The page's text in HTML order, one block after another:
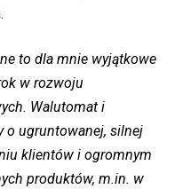
to dla mnie wyjątkowe
w rozwoju
Walutomat i
o ugruntowanej, silnej
klientów i ogromnym
produktów, m.in. w